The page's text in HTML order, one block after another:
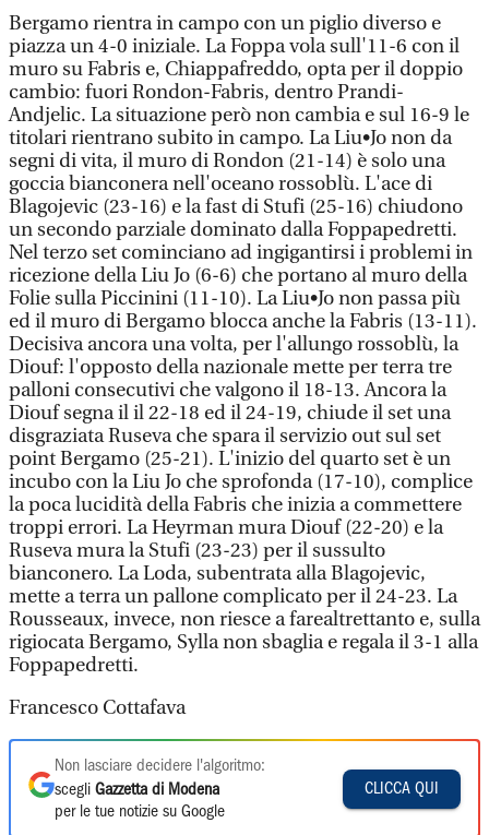
Bergamo rientra in campo con un piglio diverso e
piazza un 4-0 iniziale. La Foppa vola sull'11-6 con il
muro su Fabris e, Chiappafreddo, opta per il doppio
cambio: fuori Rondon-Fabris, dentro Prandi-
Andjelic. La situazione però non cambia e sul 16-9 le
titolari rientrano subito in campo. La Liu•Jo non da
segni di vita, il muro di Rondon (21-14) è solo una
goccia bianconera nell'oceano rossoblù. L'ace di
Blagojevic (23-16) e la fast di Stufi (25-16) chiudono
un secondo parziale dominato dalla Foppapedretti.
Nel terzo set cominciano ad ingigantirsi i problemi in
ricezione della Liu Jo (6-6) che portano al muro della
Folie sulla Piccinini (11-10). La Liu•Jo non passa più
ed il muro di Bergamo blocca anche la Fabris (13-11).
Decisiva ancora una volta, per l'allungo rossoblù, la
Diouf: l'opposto della nazionale mette per terra tre
palloni consecutivi che valgono il 18-13. Ancora la
Diouf segna il il 22-18 ed il 24-19, chiude il set una
disgraziata Ruseva che spara il servizio out sul set
point Bergamo (25-21). L'inizio del quarto set è un
incubo con la Liu Jo che sprofonda (17-10), complice
la poca lucidità della Fabris che inizia a commettere
troppi errori. La Heyrman mura Diouf (22-20) e la
Ruseva mura la Stufi (23-23) per il sussulto
bianconero. La Loda, subentrata alla Blagojevic,
mette a terra un pallone complicato per il 24-23. La
Rousseaux, invece, non riesce a farealtrettanto e, sulla
rigiocata Bergamo, Sylla non sbaglia e regala il 3-1 alla
Foppapedretti.
Francesco Cottafava
Non lasciare decidere l'algoritmo:
scegli Gazzetta di Modena
per le tue notizie su Google
CLICCA QUI